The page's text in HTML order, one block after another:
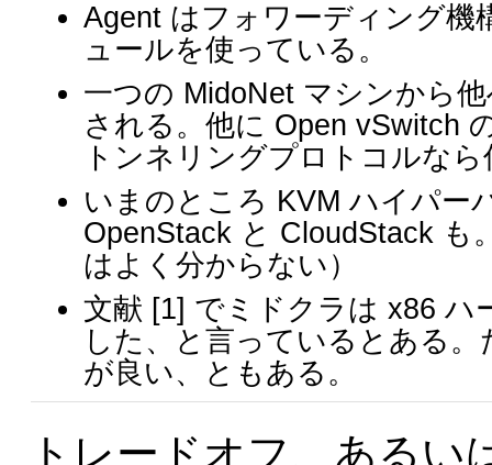
Agent はフォワーディング機
ュールを使っている。
一つの MidoNet マシンから
される。他に Open vSwitch
トンネリングプロトコルな
いまのところ KVM ハイパー
OpenStack と CloudStack も
はよく分からない）
文献 [1] でミドクラは x86 ハ
した、と言っているとある
が良い、ともある。
トレードオフ、あるい